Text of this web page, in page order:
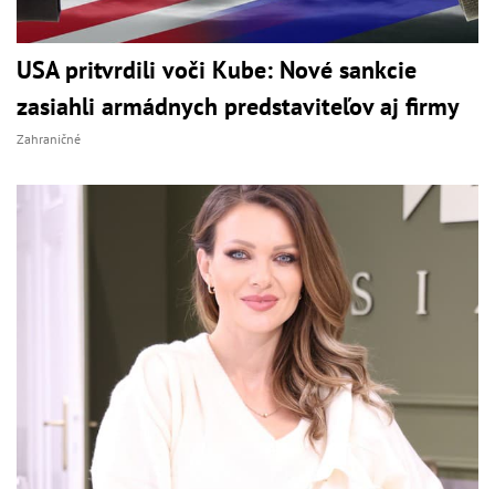
USA pritvrdili voči Kube: Nové sankcie
zasiahli armádnych predstaviteľov aj firmy
Zahraničné